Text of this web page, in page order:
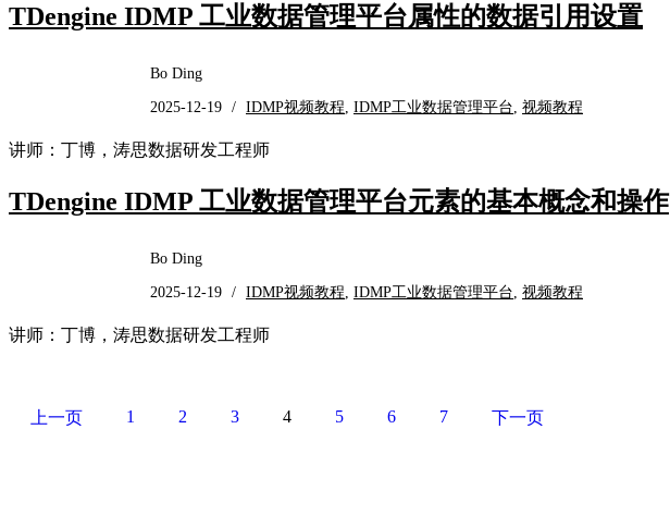
TDengine IDMP 工业数据管理平台属性的数据引用设置
Bo Ding
2025-12-19 / IDMP视频教程 IDMP工业数据管理平台 视频教程
讲师：丁博，涛思数据研发工程师
TDengine IDMP 工业数据管理平台元素的基本概念和操作
Bo Ding
2025-12-19 / IDMP视频教程 IDMP工业数据管理平台 视频教程
讲师：丁博，涛思数据研发工程师
上一页 1 2 3 4 5 6 7 下一页